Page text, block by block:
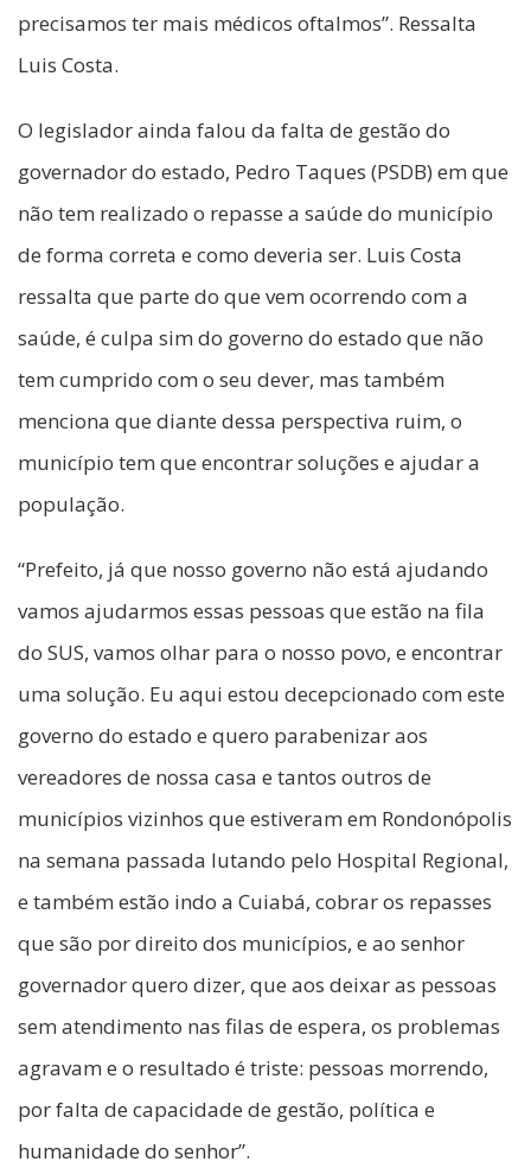
precisamos ter mais médicos oftalmos”. Ressalta
Luis Costa.
O legislador ainda falou da falta de gestão do
governador do estado, Pedro Taques (PSDB) em que
não tem realizado o repasse a saúde do município
de forma correta e como deveria ser. Luis Costa
ressalta que parte do que vem ocorrendo com a
saúde, é culpa sim do governo do estado que não
tem cumprido com o seu dever, mas também
menciona que diante dessa perspectiva ruim, o
município tem que encontrar soluções e ajudar a
população.
“Prefeito, já que nosso governo não está ajudando
vamos ajudarmos essas pessoas que estão na fila
do SUS, vamos olhar para o nosso povo, e encontrar
uma solução. Eu aqui estou decepcionado com este
governo do estado e quero parabenizar aos
vereadores de nossa casa e tantos outros de
municípios vizinhos que estiveram em Rondonópolis
na semana passada lutando pelo Hospital Regional,
e também estão indo a Cuiabá, cobrar os repasses
que são por direito dos municípios, e ao senhor
governador quero dizer, que aos deixar as pessoas
sem atendimento nas filas de espera, os problemas
agravam e o resultado é triste: pessoas morrendo,
por falta de capacidade de gestão, política e
humanidade do senhor”.